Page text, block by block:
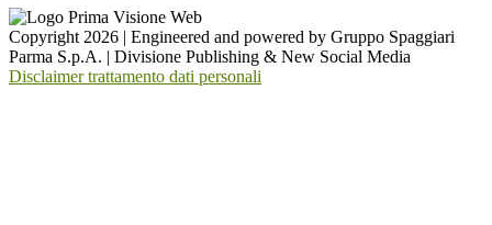
Copyright 2026 | Engineered and powered by Gruppo Spaggiari
Parma S.p.A. | Divisione Publishing & New Social Media
Disclaimer trattamento dati personali